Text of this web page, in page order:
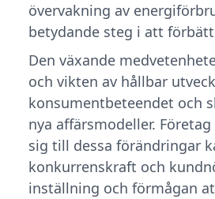
övervakning av
betydande steg i att
Den växande
och vikten av hållbar
konsumentbeteendet och
nya affärsmodeller.
sig till dessa förändringar
konkurrenskraft och
inställning och förmågan